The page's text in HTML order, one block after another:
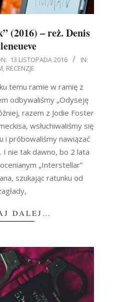
(2016) – reż. Denis
13 LISTOPADA 2016
IN:
, RECENZJE
temu ramie w ramię z
odbywaliśmy „Odyseję
razem z Jodie Foster
wsłuchiwaliśmy się
i próbowaliśmy nawiązać
I nie tak dawno, bo 2 lata
„Interstellar”
szukając ratunku od
DALEJ…